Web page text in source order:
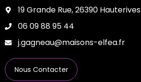
19 Grande Rue, 26390 Hauterives
06 09 88 95 44
j.gagneau@maisons-elfea.fr
Nous Contacter